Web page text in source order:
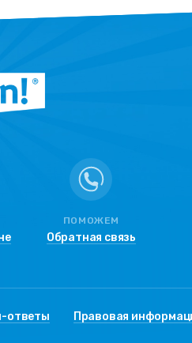
ПОМОЖЕМ
Обратная связь
ответы Правовая